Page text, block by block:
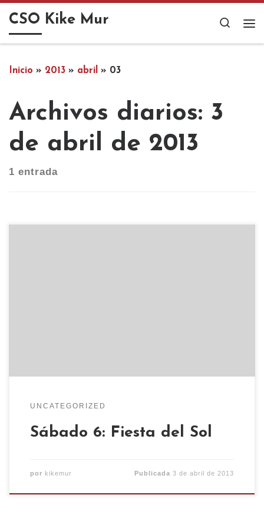
Saltar al contenido
CSO Kike Mur
Search
Inicio » 2013 » abril » 03
Archivos diarios: 3
de abril de 2013
1 entrada
UNCATEGORIZED
Sábado 6: Fiesta del Sol
por kikemur Publicada3 de abril de 2013